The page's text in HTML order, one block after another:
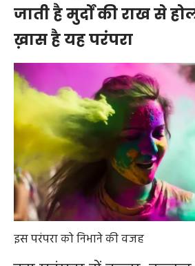
जाती है मुर्दों की राख से
ख़ास है यह परंपरा
इस परंपरा को निभाने की वजह